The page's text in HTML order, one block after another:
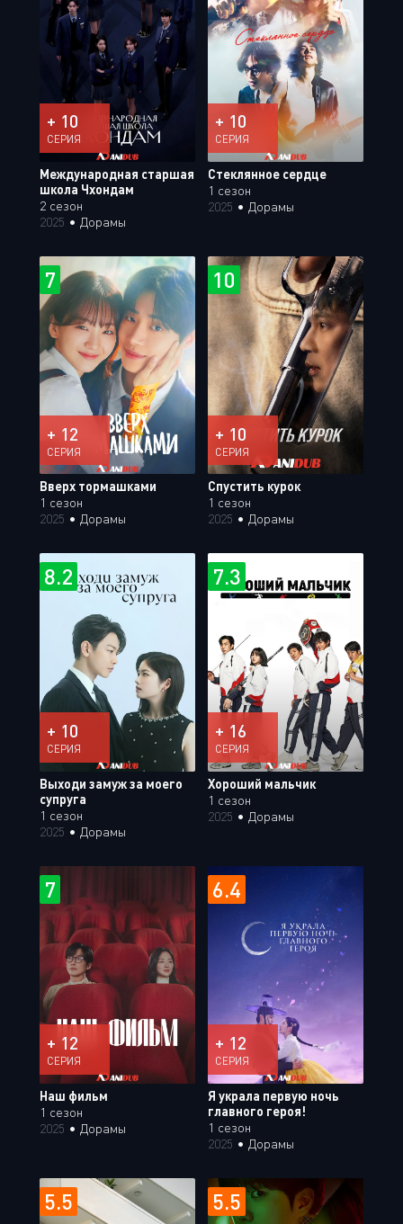
+ 10
СЕРИЯ
Международная старшая
школа Чхондам
2 сезон
2025 • Дорамы
+ 10
СЕРИЯ
Стеклянное сердце
1 сезон
2025 • Дорамы
7
+ 12
СЕРИЯ
Вверх тормашками
1 сезон
2025 • Дорамы
10
+ 10
СЕРИЯ
Спустить курок
1 сезон
2025 • Дорамы
8.2
+ 10
СЕРИЯ
Выходи замуж за моего
супруга
1 сезон
2025 • Дорамы
7.3
+ 16
СЕРИЯ
Хороший мальчик
1 сезон
2025 • Дорамы
7
+ 12
СЕРИЯ
Наш фильм
1 сезон
2025 • Дорамы
6.4
+ 12
СЕРИЯ
Я украла первую ночь
главного героя!
1 сезон
2025 • Дорамы
5.5 5.5